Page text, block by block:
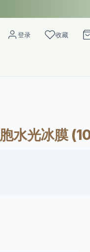
登录 收藏
水光冰膜